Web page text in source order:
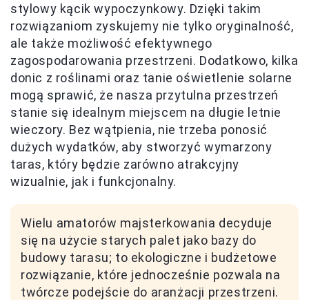
stylowy kącik wypoczynkowy. Dzięki takim
rozwiązaniom zyskujemy nie tylko oryginalność,
ale także możliwość efektywnego
zagospodarowania przestrzeni. Dodatkowo, kilka
donic z roślinami oraz tanie oświetlenie solarne
mogą sprawić, że nasza przytulna przestrzeń
stanie się idealnym miejscem na długie letnie
wieczory. Bez wątpienia, nie trzeba ponosić
dużych wydatków, aby stworzyć wymarzony
taras, który będzie zarówno atrakcyjny
wizualnie, jak i funkcjonalny.
Wielu amatorów majsterkowania decyduje
się na użycie starych palet jako bazy do
budowy tarasu; to ekologiczne i budżetowe
rozwiązanie, które jednocześnie pozwala na
twórcze podejście do aranżacji przestrzeni.